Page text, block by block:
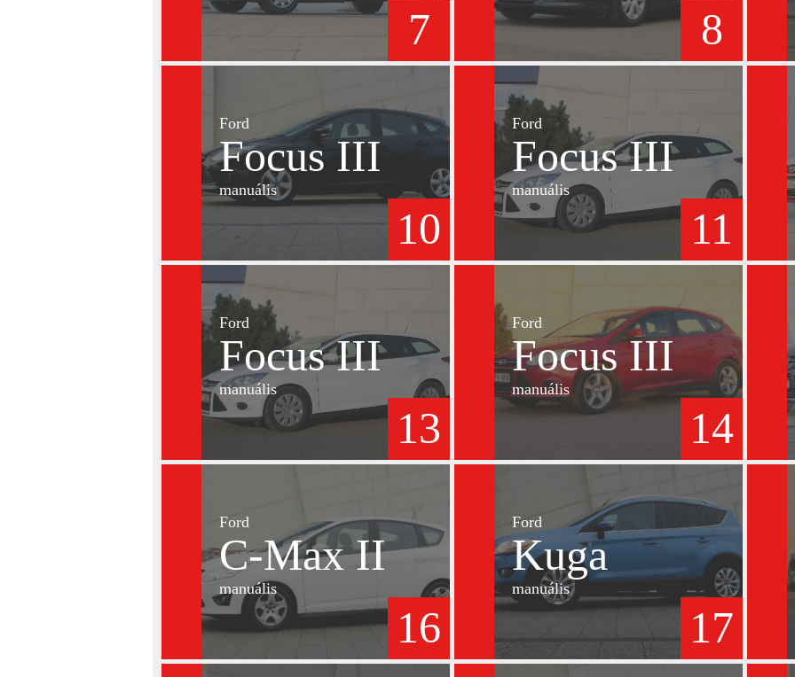
7 8
Ford
Focus III
manuális
10
Ford
Focus III
manuális
11
Ford
Focus III
manuális
13
Ford
Focus III
manuális
14
Ford
C-Max II
manuális
16
Ford
Kuga
manuális
17